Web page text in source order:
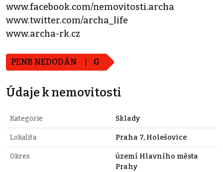
www.facebook.com/nemovitosti.archa
www.twitter.com/archa_life
www.archa-rk.cz
PENB NEDODÁN G
Údaje k nemovitosti
Kategorie Sklady
Lokalita Praha 7, Holešovice
Okres
území Hlavního města
Prahy